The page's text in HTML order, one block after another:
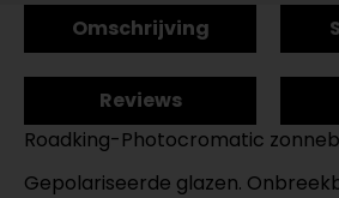
Omschrijving
Reviews
Roadking-Photocromatic
Gepolariseerde glazen.